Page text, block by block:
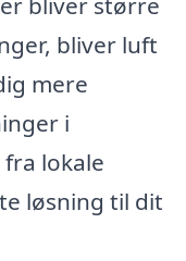
bliver luft
mere
i
lokale
løsning til dit